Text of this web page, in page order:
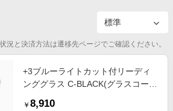
ラ
況と決済方法は遷移先ページでご確認ください。
+3ブルーライトカット付リーディ
ンググラス C-BLACK(グラスコード
￥ 8,910